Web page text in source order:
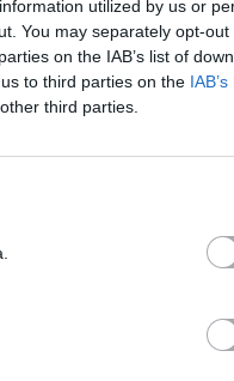
utilized by us or
You may separately opt-out
on the IAB’s list of
to third parties on the
third parties.